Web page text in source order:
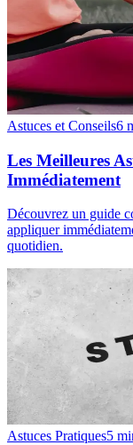
Astuces et Conseils6
Les Meilleures
Immédiatement
Découvrez un guide
appliquer
quotidien.
Astuces Pratiques5